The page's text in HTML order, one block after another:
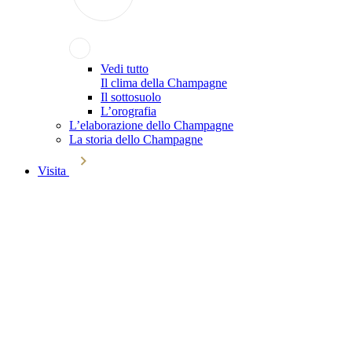
Vedi tutto
Il clima della Champagne
Il sottosuolo
L’orografia
L’elaborazione dello Champagne
La storia dello Champagne
Visita